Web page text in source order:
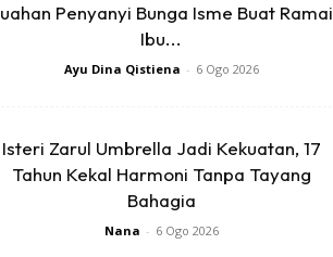
Penyanyi Bunga Isme Buat Ramai
Ibu...
Ayu Dina Qistiena - 6 Ogo 2026
Isteri Zarul Umbrella Jadi Kekuatan, 17
Tahun Kekal Harmoni Tanpa Tayang
Bahagia
Nana - 6 Ogo 2026